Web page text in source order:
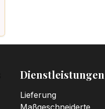
Dienstleistungen
Lieferung